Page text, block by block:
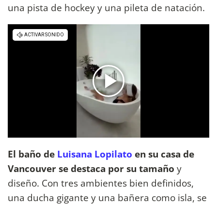
una pista de hockey y una pileta de natación.
El baño de Luisana Lopilato en su casa de
Vancouver se destaca por su tamaño y
diseño. Con tres ambientes bien definidos,
una ducha gigante y una bañera como isla, se